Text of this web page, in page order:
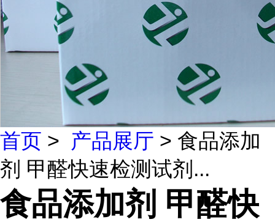
首页 > 产品展厅 > 食品添加
剂 甲醛快速检测试剂...
食品添加剂 甲醛快